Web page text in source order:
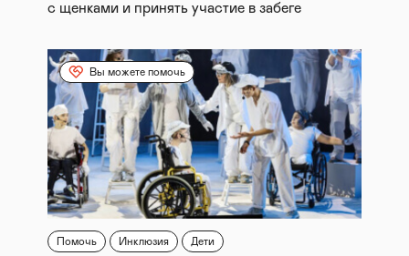
с щенками и принять участие в забеге
Вы можете помочь
Помочь Инклюзия Дети